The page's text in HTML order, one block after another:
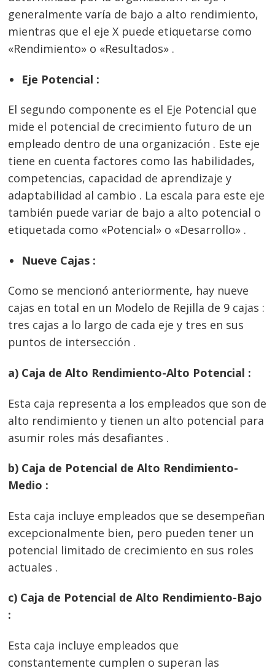
generalmente varía de bajo a alto rendimiento,
mientras que el eje X puede etiquetarse como
«Rendimiento» o «Resultados» .
Eje Potencial :
El segundo componente es el Eje Potencial que
mide el potencial de crecimiento futuro de un
empleado dentro de una organización . Este eje
tiene en cuenta factores como las habilidades,
competencias, capacidad de aprendizaje y
adaptabilidad al cambio . La escala para este eje
también puede variar de bajo a alto potencial o
etiquetada como «Potencial» o «Desarrollo» .
Nueve Cajas :
Como se mencionó anteriormente, hay nueve
cajas en total en un Modelo de Rejilla de 9 cajas :
tres cajas a lo largo de cada eje y tres en sus
puntos de intersección .
a) Caja de Alto Rendimiento-Alto Potencial :
Esta caja representa a los empleados que son de
alto rendimiento y tienen un alto potencial para
asumir roles más desafiantes .
b) Caja de Potencial de Alto Rendimiento-
Medio :
Esta caja incluye empleados que se desempeñan
excepcionalmente bien, pero pueden tener un
potencial limitado de crecimiento en sus roles
actuales .
c) Caja de Potencial de Alto Rendimiento-Bajo
:
Esta caja incluye empleados que
constantemente cumplen o superan las